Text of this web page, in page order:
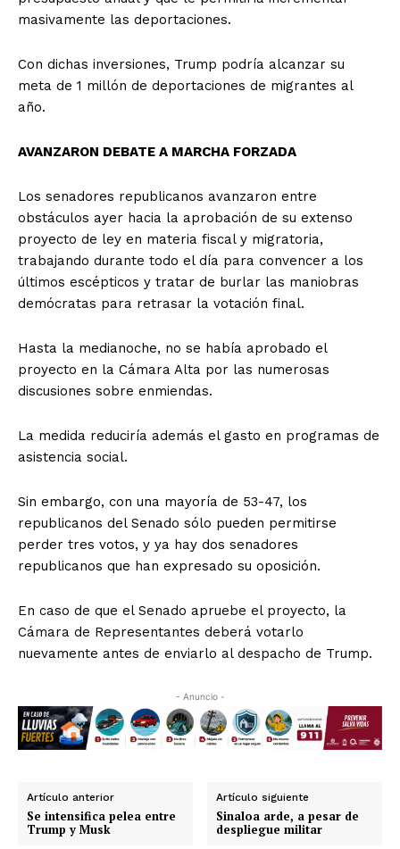
masivamente las deportaciones.
Con dichas inversiones, Trump podría alcanzar su
meta de 1 millón de deportaciones de migrantes al
año.
AVANZARON DEBATE A MARCHA FORZADA
Los senadores republicanos avanzaron entre
obstáculos ayer hacia la aprobación de su extenso
proyecto de ley en materia fiscal y migratoria,
trabajando durante todo el día para convencer a los
últimos escépticos y tratar de burlar las maniobras
demócratas para retrasar la votación final.
Hasta la medianoche, no se había aprobado el
proyecto en la Cámara Alta por las numerosas
discusiones sobre enmiendas.
La medida reduciría además el gasto en programas de
asistencia social.
Sin embargo, con una mayoría de 53-47, los
republicanos del Senado sólo pueden permitirse
perder tres votos, y ya hay dos senadores
republicanos que han expresado su oposición.
En caso de que el Senado apruebe el proyecto, la
Cámara de Representantes deberá votarlo
nuevamente antes de enviarlo al despacho de Trump.
- Anuncio -
Artículo anterior
Se intensifica pelea entre
Trump y Musk
Artículo siguiente
Sinaloa arde, a pesar de
despliegue militar